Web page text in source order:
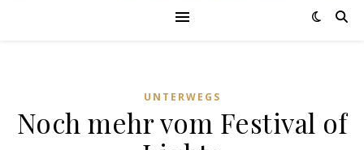
UNTERWEGS
Noch mehr vom Festival of